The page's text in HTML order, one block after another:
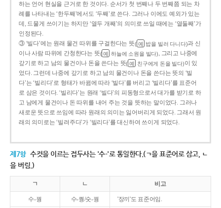
하는 언어 현실을 근거로 한 것이다. 순서가 첫 번째나 두 번째쯤 되는 차
례를 나타내는 ‘한두째’에서도 ‘두째’로 쓴다. 그러나 이에도 예외가 있는
데, 드물게 쓰이기는 하지만 ‘열두 개째’의 의미로 쓰일 때에는 ‘열둘째’가
인정된다.
③ ‘빌다’에는 원래 물건 따위를 구걸한다는 뜻( 예 밥을 빌러 다니다)과 신
이나 사람 따위에 간청한다는 뜻( 예 하늘에 소원을 빌다), 그리고 나중에
갚기로 하고 남의 물건이나 돈을 쓴다는 뜻( 예 친구에게 돈을 빌다)이 있
었다. 그런데 나중에 갚기로 하고 남의 물건이나 돈을 쓴다는 뜻의 ‘빌
다’는 ‘빌리다’로 형태가 바뀜에 따라 ‘빌다’를 버리고 ‘빌리다’를 표준어
로 삼은 것이다. ‘빌리다’는 원래 ‘빌다’의 피동형으로서 대가를 받기로 하
고 남에게 물건이나 돈 따위를 내어 주는 것을 뜻하는 말이었다. 그러나
새로운 뜻으로 쓰임에 따라 원래의 의미는 잃어버리게 되었다. 그래서 원
래의 의미로는 ‘빌려주다’가 ‘빌리다’를 대신하여 쓰이게 되었다.
제7항 수컷을 이르는 접두사는 '수-'로 통일한다.(ㄱ을 표준어로 삼고, ㄴ
을 버림.)
ㄱ ㄴ 비고
수-꿩 수-퀑/숫-꿩 '장끼'도 표준어임.